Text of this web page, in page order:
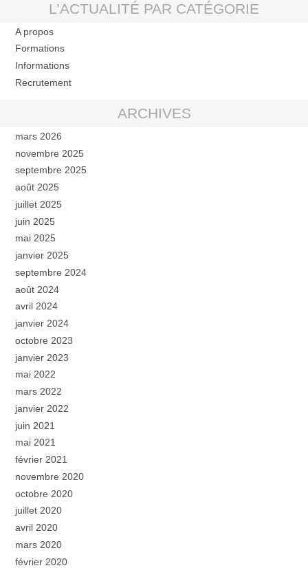
L’ACTUALITÉ PAR CATÉGORIE
A propos
Formations
Informations
Recrutement
ARCHIVES
mars 2026
novembre 2025
septembre 2025
août 2025
juillet 2025
juin 2025
mai 2025
janvier 2025
septembre 2024
août 2024
avril 2024
janvier 2024
octobre 2023
janvier 2023
mai 2022
mars 2022
janvier 2022
juin 2021
mai 2021
février 2021
novembre 2020
octobre 2020
juillet 2020
avril 2020
mars 2020
février 2020